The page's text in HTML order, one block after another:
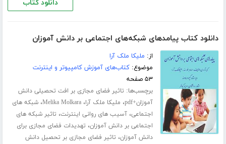
دانلود کتاب
دانلود کتاب پیامدهای شبکه‌های اجتماعی بر دانش آموزان
از: ملیکا ملک آرا
موضوع:کتاب‌های آموزش کامپیوتر و اینترنت
۵۳ صفحه
برچسب‌ها: تاثیر فضای مجازی بر افت تحصیلی دانش
آموزان+pdf
، ملیکا ملک آرا،Melika Molkara،شبکه های
اجتماعی،آسیب های روانی اینترنت، تاثیر شبکه های
اجتماعی بر دانش آموزان، تهدیدات فضای مجازی برای
دانش آموزان، تاثیر فضای مجازی بر تحصیل دانش